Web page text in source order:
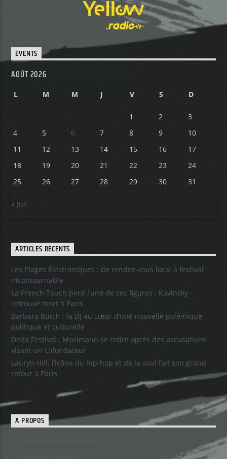
EVENTS
AOÛT 2026
L M M J V S D
1 2
3
4
5 6 7 8 9
10
11
12 13 14 15 16
17
18
19 20 21 22 23
24
25
26 27 28 29 30 31
« Juil
ARTICLES RÉCENTS
Les Plages Électroniques : de rendez-vous local à festival
incontournable
La French Touch perd l’une de ses figures : Kavinsky
retrouvé mort à Paris
Barbara Butch : la DJ au cœur d’une nouvelle polémique
politique et culturelle
Delta Festival : Mosimann se retire après des accusations
visant un cofondateur
Lauryn Hill, l’icône du hip-hop et de la soul fait son grand
retour à Paris
A PROPOS